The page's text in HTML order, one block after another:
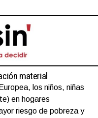
material
los niños, niñas
en hogares
riesgo de pobreza y